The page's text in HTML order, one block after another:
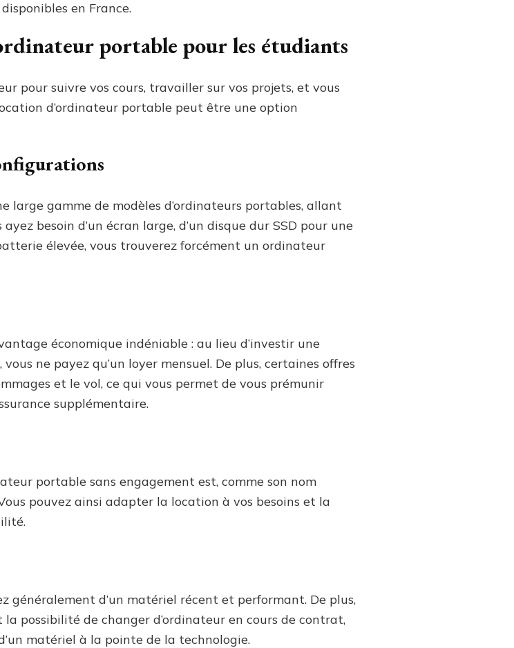
solution
et
économique
en France.
portable pour les étudiants
pour suivre vos cours, travailler sur vos projets, et vous
d’ordinateur portable peut être une option
large gamme de modèles d’ordinateurs portables, allant
besoin d’un écran large, d’un disque dur SSD pour une
élevée, vous trouverez forcément un ordinateur
économique indéniable : au lieu d’investir une
ne payez qu’un loyer mensuel. De plus, certaines offres
et le vol, ce qui vous permet de vous prémunir
supplémentaire.
portable sans engagement est, comme son nom
pouvez ainsi adapter la location à vos besoins et la
généralement d’un matériel récent et performant. De plus,
possibilité de changer d’ordinateur en cours de contrat,
matériel à la pointe de la technologie.